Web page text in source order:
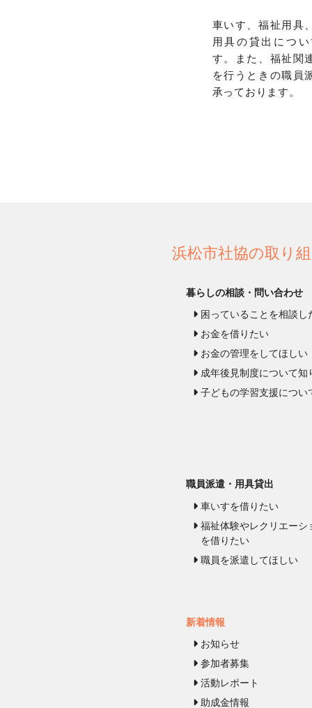
車いす、福祉用具
用具の貸出につ
す。また、福祉関
を行うときの職員
承っております。
浜松市社協の取り
暮らしの相談・問い合わせ
困っていることを相談し
お金を借りたい
お金の管理をしてほしい
成年後見制度について知
子どもの学習支援につい
職員派遣・用具貸出
車いすを借りたい
福祉体験やレクリエーシ
を借りたい
職員を派遣してほしい
新着情報
お知らせ
参加者募集
活動レポート
助成金情報